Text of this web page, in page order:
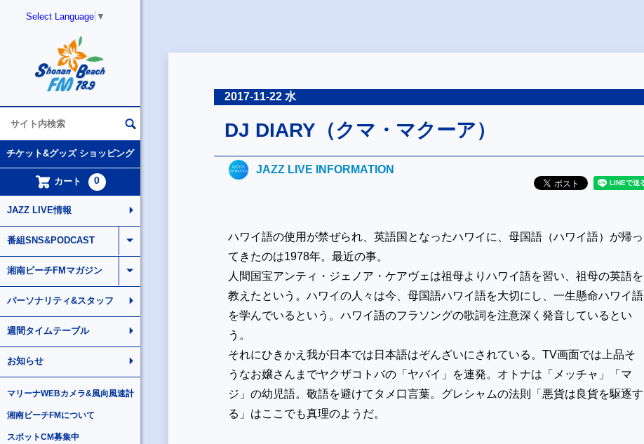
Select Language ▼
チケット&グッズ ショッピング
カート 0
JAZZ LIVE情報
番組SNS&PODCAST
湘南ビーチFMマガジン
パーソナリティ&スタッフ
週間タイムテーブル
お知らせ
マリーナWEBカメラ&風向風速計
湘南ビーチFMについて
スポットCM募集中
2017-11-22 水
DJ DIARY（クマ・マクーア）
JAZZ LIVE INFORMATION
ハワイ語の使用が禁ぜられ、英語国となったハワイに、母国語（ハワイ語）が帰っ
てきたのは1978年。最近の事。
人間国宝アンティ・ジェノア・ケアヴェは祖母よりハワイ語を習い、祖母の英語を
教えたという。ハワイの人々は今、母国語ハワイ語を大切にし、一生懸命ハワイ語
を学んでいるという。ハワイ語のフラソングの歌詞を注意深く発音しているとい
う。
それにひきかえ我が日本では日本語はぞんざいにされている。TV画面では上品そ
うなお嬢さんまでヤクザコトバの「ヤバイ」を連発。オトナは「メッチャ」「マ
ジ」の幼児語。敬語を避けてタメ口言葉。グレシャムの法則「悪貨は良貨を駆逐す
る」はここでも真理のようだ。